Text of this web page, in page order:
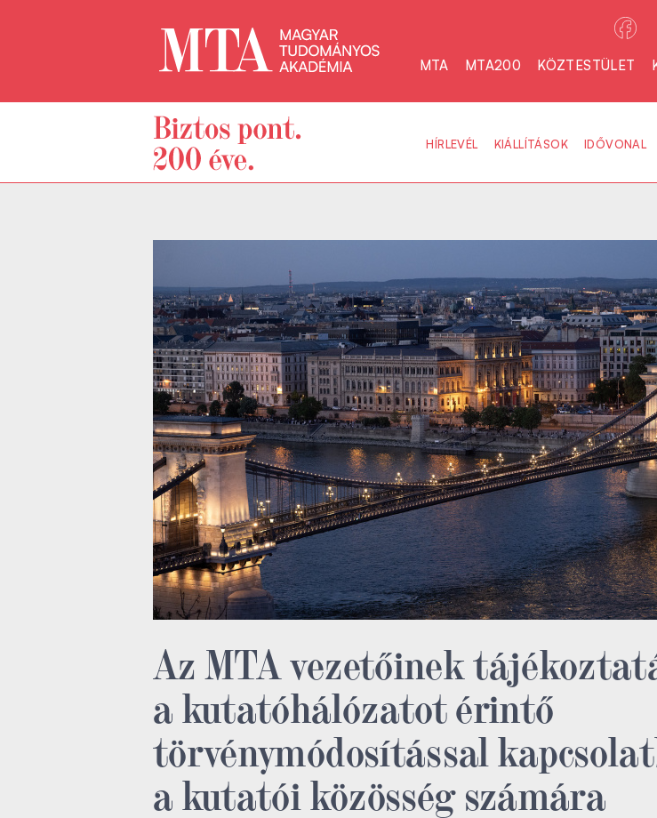
MTA MTA200 KÖZTESTÜLET
HÍRLEVÉL KIÁLLÍTÁSOK IDŐVONAL
Az MTA vezetőinek
a kutatóhálózatot érintő
törvénymódosítással
a kutatói közösség számára